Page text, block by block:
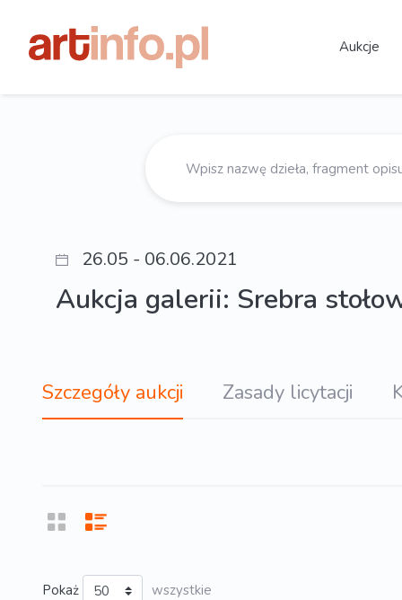
Aukcje
26.05 - 06.06.2021
Aukcja galerii: Srebra
Szczegóły aukcji Zasady licytacji
Pokaż wszystkie